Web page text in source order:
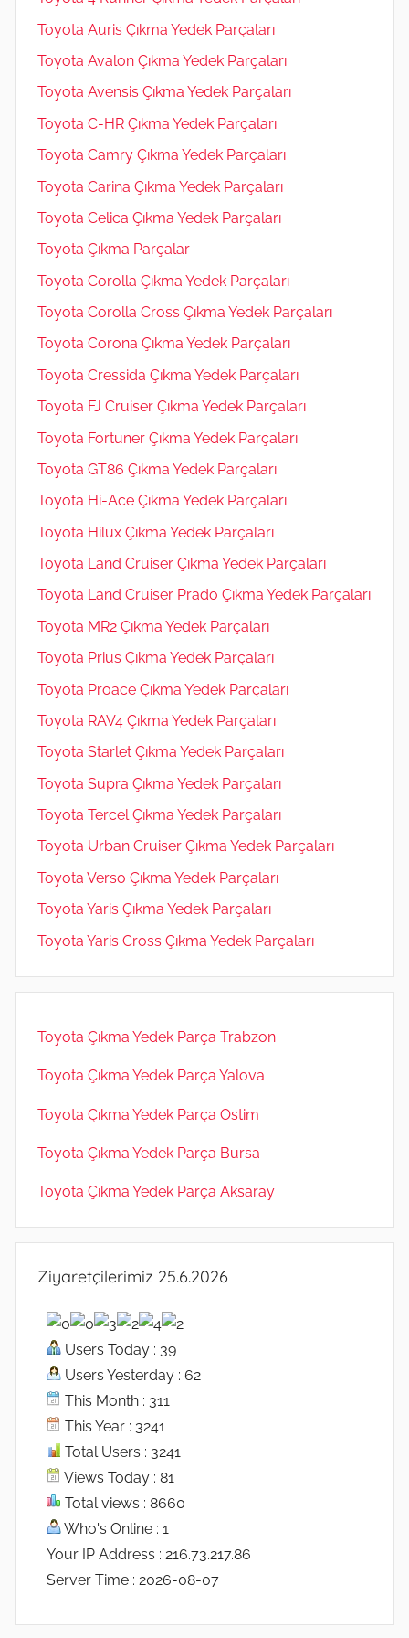
Toyota Auris Çıkma Yedek Parçaları
Toyota Avalon Çıkma Yedek Parçaları
Toyota Avensis Çıkma Yedek Parçaları
Toyota C-HR Çıkma Yedek Parçaları
Toyota Camry Çıkma Yedek Parçaları
Toyota Carina Çıkma Yedek Parçaları
Toyota Celica Çıkma Yedek Parçaları
Toyota Çıkma Parçalar
Toyota Corolla Çıkma Yedek Parçaları
Toyota Corolla Cross Çıkma Yedek Parçaları
Toyota Corona Çıkma Yedek Parçaları
Toyota Cressida Çıkma Yedek Parçaları
Toyota FJ Cruiser Çıkma Yedek Parçaları
Toyota Fortuner Çıkma Yedek Parçaları
Toyota GT86 Çıkma Yedek Parçaları
Toyota Hi-Ace Çıkma Yedek Parçaları
Toyota Hilux Çıkma Yedek Parçaları
Toyota Land Cruiser Çıkma Yedek Parçaları
Toyota Land Cruiser Prado Çıkma Yedek Parçaları
Toyota MR2 Çıkma Yedek Parçaları
Toyota Prius Çıkma Yedek Parçaları
Toyota Proace Çıkma Yedek Parçaları
Toyota RAV4 Çıkma Yedek Parçaları
Toyota Starlet Çıkma Yedek Parçaları
Toyota Supra Çıkma Yedek Parçaları
Toyota Tercel Çıkma Yedek Parçaları
Toyota Urban Cruiser Çıkma Yedek Parçaları
Toyota Verso Çıkma Yedek Parçaları
Toyota Yaris Çıkma Yedek Parçaları
Toyota Yaris Cross Çıkma Yedek Parçaları
Toyota Çıkma Yedek Parça Trabzon
Toyota Çıkma Yedek Parça Yalova
Toyota Çıkma Yedek Parça Ostim
Toyota Çıkma Yedek Parça Bursa
Toyota Çıkma Yedek Parça Aksaray
Ziyaretçilerimiz 25.6.2026
Users Today : 39
Users Yesterday : 62
This Month : 311
This Year : 3241
Total Users : 3241
Views Today : 81
Total views : 8660
Who's Online : 1
Your IP Address : 216.73.217.86
Server Time : 2026-08-07